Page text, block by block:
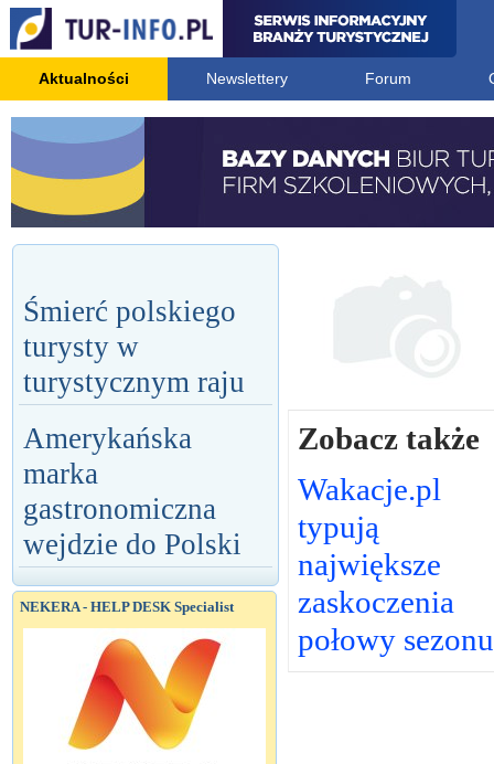
Aktualności Newslettery Forum
Śmierć polskiego
turysty w
turystycznym raju
Amerykańska
marka
gastronomiczna
wejdzie do Polski
NEKERA - HELP DESK Specialist
Zobacz także
Wakacje.pl
typują
największe
zaskoczenia
połowy sezonu